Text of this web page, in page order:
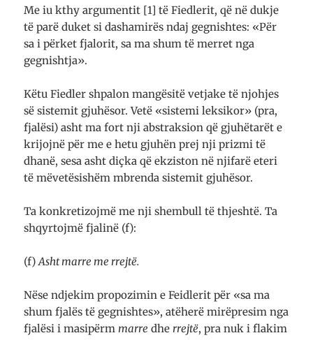
Me iu kthy argumentit [1] të Fiedlerit, që në dukje
të parë duket si dashamirës ndaj gegnishtes: «Për
sa i përket fjalorit, sa ma shum të merret nga
gegnishtja».
Këtu Fiedler shpalon mangësitë vetjake të njohjes
së sistemit gjuhësor. Vetë «sistemi leksikor» (pra,
fjalësi) asht ma fort nji abstraksion që gjuhëtarët e
krijojnë për me e hetu gjuhën prej nji prizmi të
dhanë, sesa asht diçka që ekziston në njifarë eteri
të mëvetësishëm mbrenda sistemit gjuhësor.
Ta konkretizojmë me nji shembull të thjeshtë. Ta
shqyrtojmë fjalinë (f):
(f)Asht marre me rrejtë.
Nëse ndjekim propozimin e Feidlerit për «sa ma
shum fjalës të gegnishtes», atëherë mirëpresim nga
fjalësi i masipërm marre dhe rrejtë, pra nuk i flakim